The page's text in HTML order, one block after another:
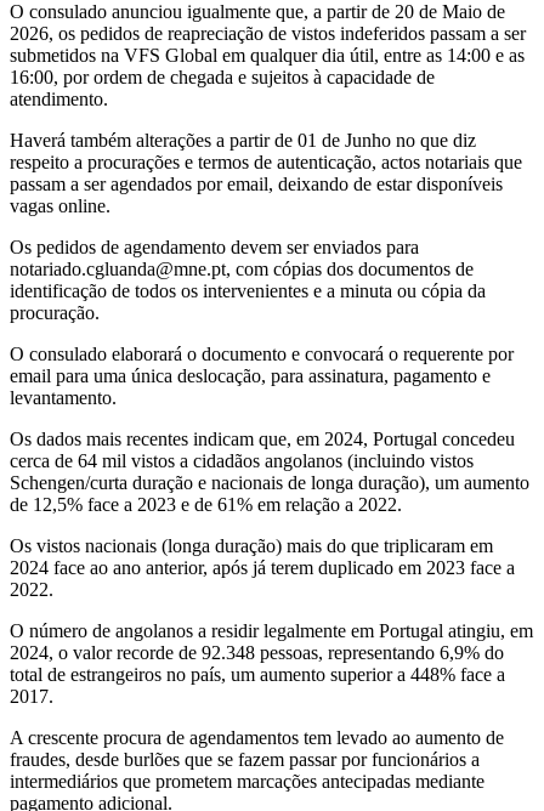
O consulado anunciou igualmente que, a partir de 20 de Maio de
2026, os pedidos de reapreciação de vistos indeferidos passam a ser
submetidos na VFS Global em qualquer dia útil, entre as 14:00 e as
16:00, por ordem de chegada e sujeitos à capacidade de
atendimento.
Haverá também alterações a partir de 01 de Junho no que diz
respeito a procurações e termos de autenticação, actos notariais que
passam a ser agendados por email, deixando de estar disponíveis
vagas online.
Os pedidos de agendamento devem ser enviados para
notariado.cgluanda@mne.pt, com cópias dos documentos de
identificação de todos os intervenientes e a minuta ou cópia da
procuração.
O consulado elaborará o documento e convocará o requerente por
email para uma única deslocação, para assinatura, pagamento e
levantamento.
Os dados mais recentes indicam que, em 2024, Portugal concedeu
cerca de 64 mil vistos a cidadãos angolanos (incluindo vistos
Schengen/curta duração e nacionais de longa duração), um aumento
de 12,5% face a 2023 e de 61% em relação a 2022.
Os vistos nacionais (longa duração) mais do que triplicaram em
2024 face ao ano anterior, após já terem duplicado em 2023 face a
2022.
O número de angolanos a residir legalmente em Portugal atingiu, em
2024, o valor recorde de 92.348 pessoas, representando 6,9% do
total de estrangeiros no país, um aumento superior a 448% face a
2017.
A crescente procura de agendamentos tem levado ao aumento de
fraudes, desde burlões que se fazem passar por funcionários a
intermediários que prometem marcações antecipadas mediante
pagamento adicional.